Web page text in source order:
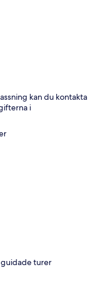
kan du kontakta
i
turer